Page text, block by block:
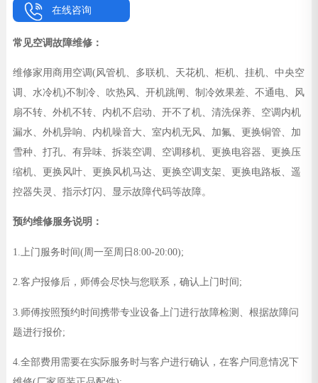
在线咨询
常见空调故障维修：
维修家用商用空调(风管机、多联机、天花机、柜机、挂机、中央空
调、水冷机)不制冷、吹热风、开机跳闸、制冷效果差、不通电、风
扇不转、外机不转、内机不启动、开不了机、清洗保养、空调内机
漏水、外机异响、内机噪音大、室内机无风、加氟、更换铜管、加
雪种、打孔、有异味、拆装空调、空调移机、更换电容器、更换压
缩机、更换风叶、更换风机马达、更换空调支架、更换电路板、遥
控器失灵、指示灯闪、显示故障代码等故障。
预约维修服务说明：
1.上门服务时间(周一至周日8:00-20:00);
2.客户报修后，师傅会尽快与您联系，确认上门时间;
3.师傅按照预约时间携带专业设备上门进行故障检测、根据故障问
题进行报价;
4.全部费用需要在实际服务时与客户进行确认，在客户同意情况下